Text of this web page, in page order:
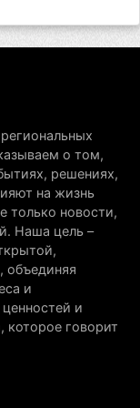
350
224
кто
вошла
о том,
решениях,
на жизнь
только новости,
Наша цель –
объединяя
и
и
которое говорит